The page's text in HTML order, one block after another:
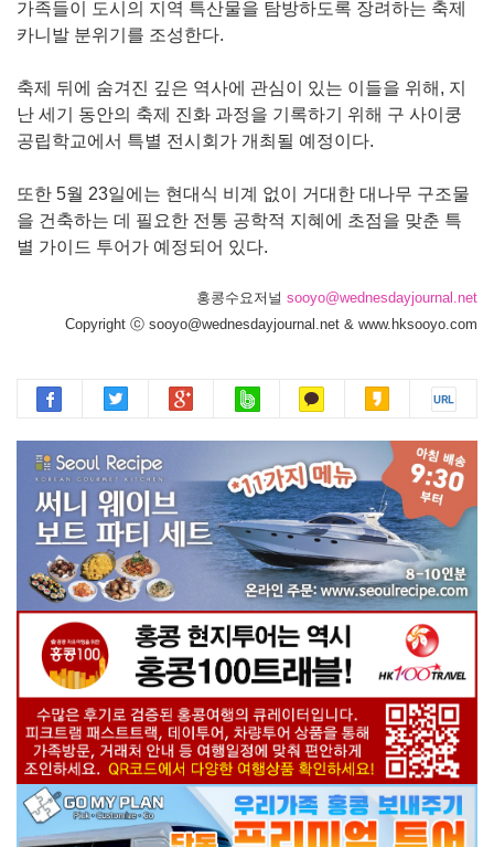
가족들이 도시의 지역 특산물을 탐방하도록 장려하는 축제
카니발 분위기를 조성한다.
축제 뒤에 숨겨진 깊은 역사에 관심이 있는 이들을 위해, 지
난 세기 동안의 축제 진화 과정을 기록하기 위해 구 사이쿵
공립학교에서 특별 전시회가 개최될 예정이다.
또한 5월 23일에는 현대식 비계 없이 거대한 대나무 구조물
을 건축하는 데 필요한 전통 공학적 지혜에 초점을 맞춘 특
별 가이드 투어가 예정되어 있다.
홍콩수요저널 sooyo@wednesdayjournal.net
Copyright ⓒ sooyo@wednesdayjournal.net & www.hksooyo.com